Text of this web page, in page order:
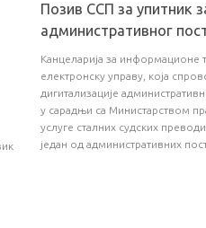
Позив ССП за упитник
административног
Канцеларија за информационе
електронску управу, која
дигитализације
у сарадњи са Министарством
услуге сталних судских
један од административних